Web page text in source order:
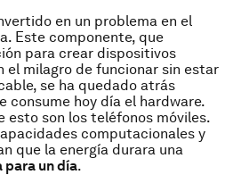
en un problema en el
Este componente, que
para crear dispositivos
el milagro de funcionar sin estar
se ha quedado atrás
consume hoy día el hardware.
esto son los teléfonos móviles.
computacionales y
que la energía durara una
para un día.